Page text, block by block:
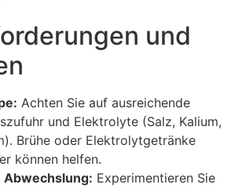
und
Achten Sie auf ausreichende
und Elektrolyte (Salz, Kalium,
Brühe oder Elektrolytgetränke
können helfen.
Abwechslung: Experimentieren Sie